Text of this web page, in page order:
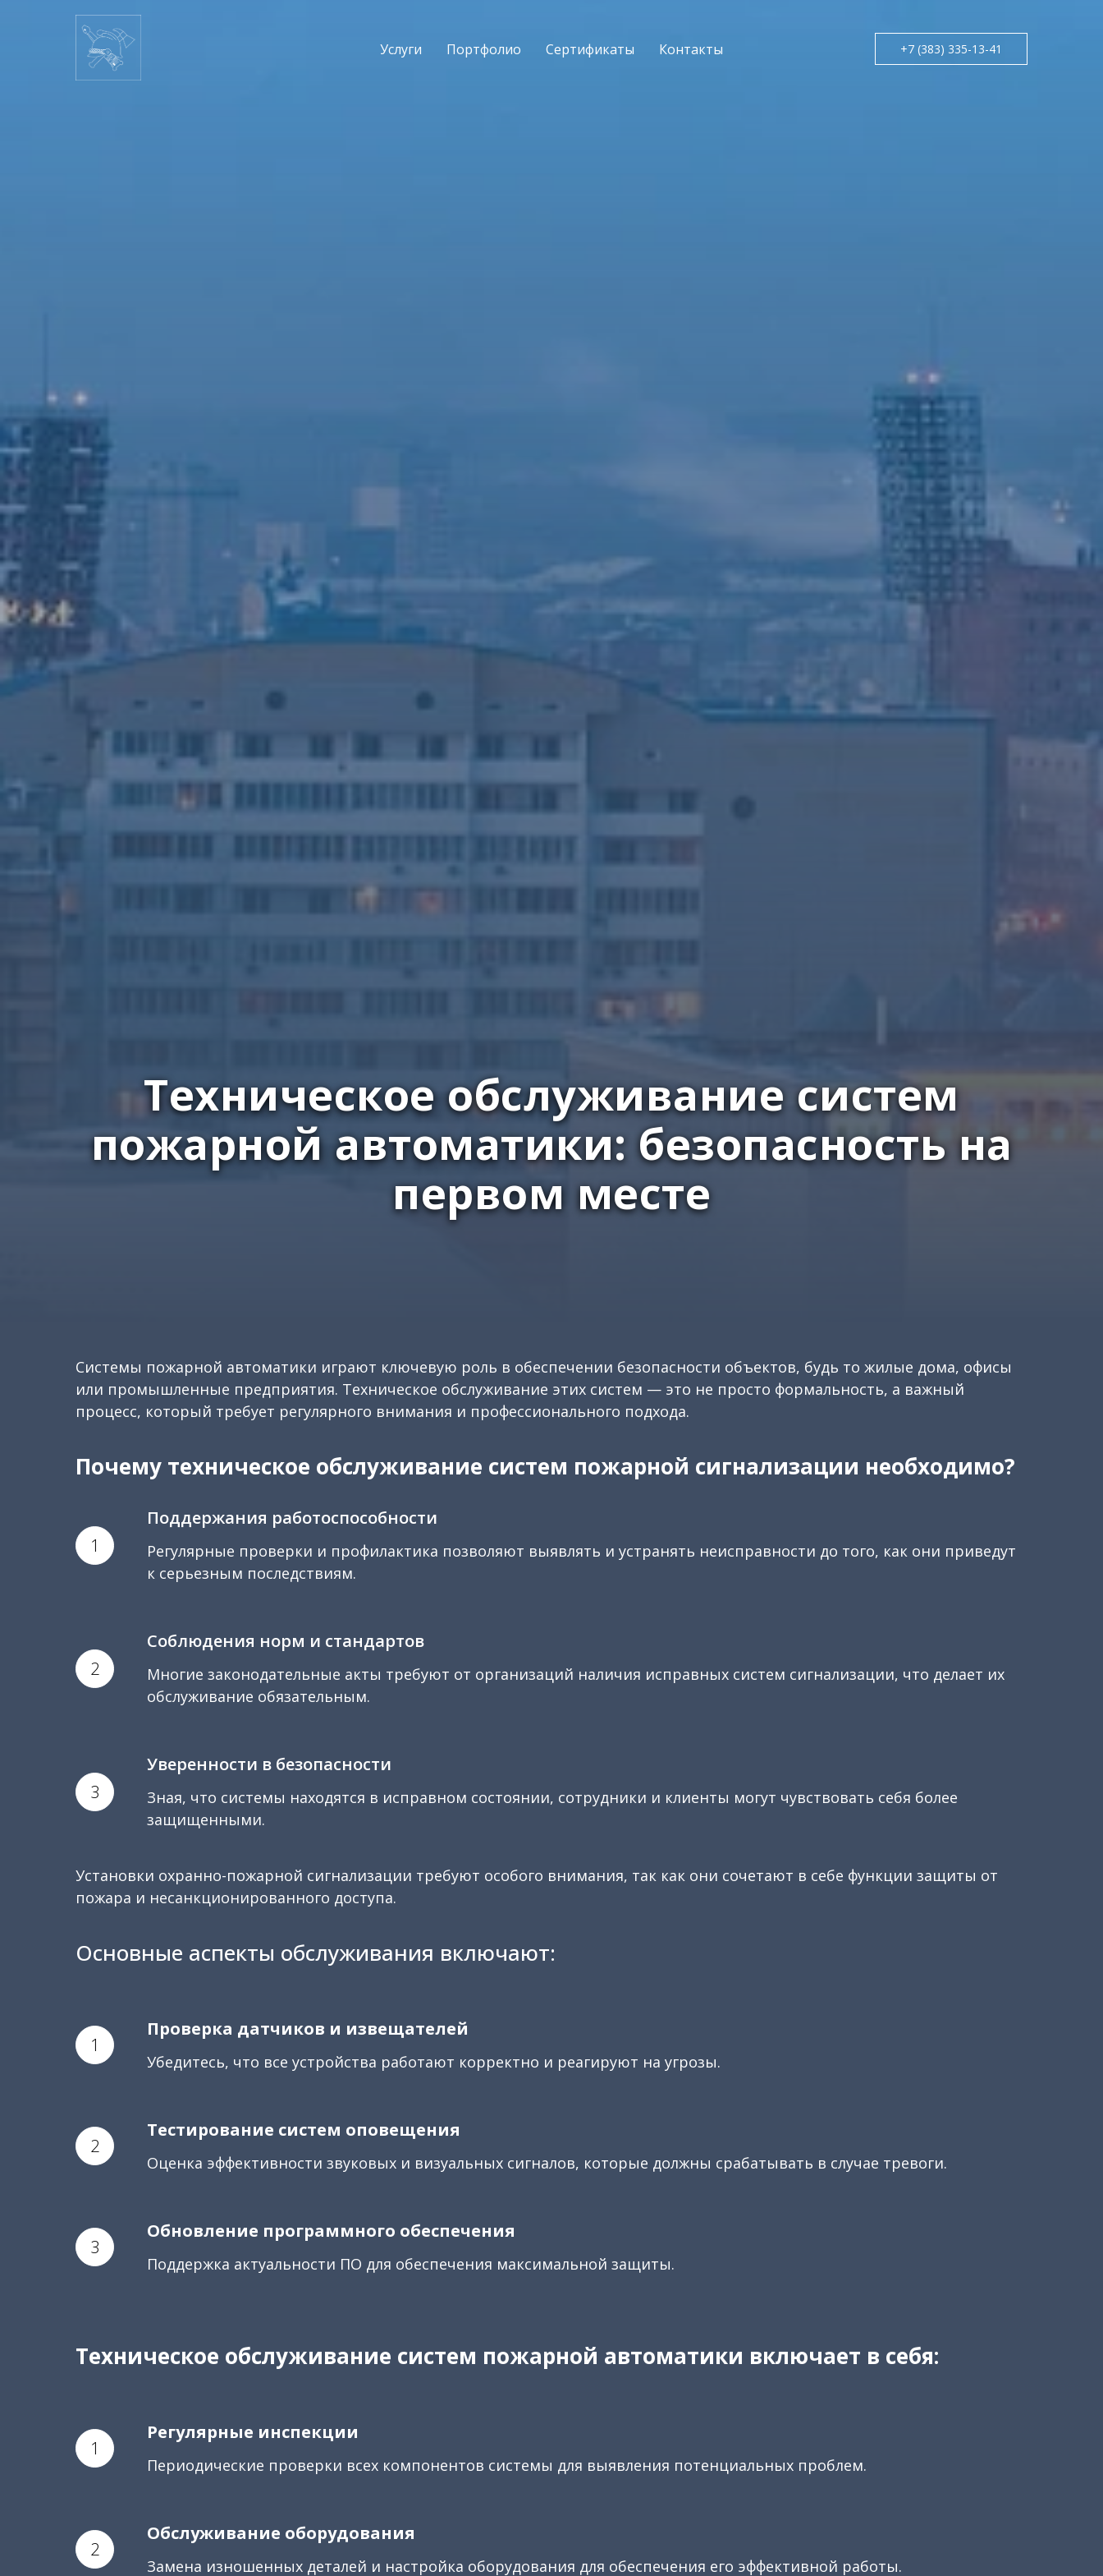
Услуги Портфолио Сертификаты Контакты +7 (383) 335-13-41
Техническое обслуживание систем
пожарной автоматики: безопасность на
первом месте
Системы пожарной автоматики играют ключевую роль в обеспечении безопасности объектов, будь то жилые дома, офисы
или промышленные предприятия. Техническое обслуживание этих систем — это не просто формальность, а важный
процесс, который требует регулярного внимания и профессионального подхода.
Почему техническое обслуживание систем пожарной сигнализации необходимо?
Поддержания работоспособности
Регулярные проверки и профилактика позволяют выявлять и устранять неисправности до того, как они приведут
к серьезным последствиям.
Соблюдения норм и стандартов
Многие законодательные акты требуют от организаций наличия исправных систем сигнализации, что делает их
обслуживание обязательным.
Уверенности в безопасности
Зная, что системы находятся в исправном состоянии, сотрудники и клиенты могут чувствовать себя более
защищенными.
Установки охранно-пожарной сигнализации требуют особого внимания, так как они сочетают в себе функции защиты от
пожара и несанкционированного доступа.
Основные аспекты обслуживания включают:
Проверка датчиков и извещателей
Убедитесь, что все устройства работают корректно и реагируют на угрозы.
Тестирование систем оповещения
Оценка эффективности звуковых и визуальных сигналов, которые должны срабатывать в случае тревоги.
Обновление программного обеспечения
Поддержка актуальности ПО для обеспечения максимальной защиты.
Техническое обслуживание систем пожарной автоматики включает в себя:
Регулярные инспекции
Периодические проверки всех компонентов системы для выявления потенциальных проблем.
Обслуживание оборудования
Замена изношенных деталей и настройка оборудования для обеспечения его эффективной работы.